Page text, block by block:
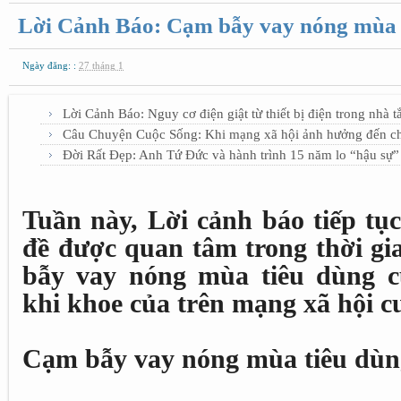
Lời Cảnh Báo: Cạm bẫy vay nóng
Ngày đăng: : 27 tháng 1
Lời Cảnh Báo: Nguy cơ điện giật từ thiết bị điện trong nhà
Câu Chuyện Cuộc Sống: Khi mạng xã hội ảnh hưởng đến
Đời Rất Đẹp: Anh Tứ Đức và hành trình 15 năm lo “hậu
Tuần này, Lời cảnh báo tiếp
đề được quan tâm trong thời
bẫy vay nóng mùa tiêu dùng
khi khoe của trên mạng xã hội
Cạm bẫy vay nóng mùa tiêu